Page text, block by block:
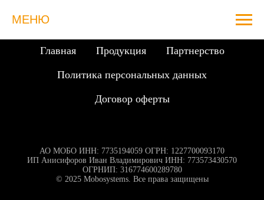
МЕНЮ
Главная Продукция Партнерство
Политика персональных данных
Договор оферты
АО МОБО ИНН: 7735194059 ОГРН: 1227700093170
ИП Анисифоров Иван Владимирович ИНН: 773573430570
ОГРНИП: 316774600289780
© 2025 Mobosystems. Все права защищены